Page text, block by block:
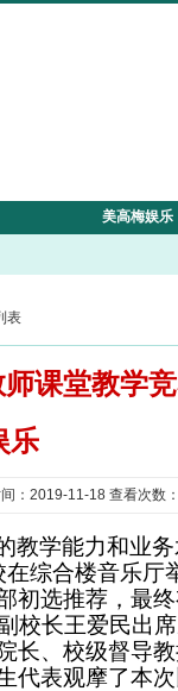
美高梅娱乐
表
课堂教学
乐
：2019-11-18 查看次数
教学能力和业
综合楼音乐厅
初选推荐，最
校长王爱民出
长、校级督导
代表观摩了本